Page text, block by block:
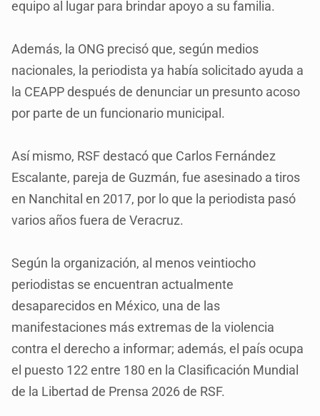
equipo al lugar para brindar apoyo a su familia.
Además, la ONG precisó que, según medios
nacionales, la periodista ya había solicitado ayuda a
la CEAPP después de denunciar un presunto acoso
por parte de un funcionario municipal.
Así mismo, RSF destacó que Carlos Fernández
Escalante, pareja de Guzmán, fue asesinado a tiros
en Nanchital en 2017, por lo que la periodista pasó
varios años fuera de Veracruz.
Según la organización, al menos veintiocho
periodistas se encuentran actualmente
desaparecidos en México, una de las
manifestaciones más extremas de la violencia
contra el derecho a informar; además, el país ocupa
el puesto 122 entre 180 en la Clasificación Mundial
de la Libertad de Prensa 2026 de RSF.